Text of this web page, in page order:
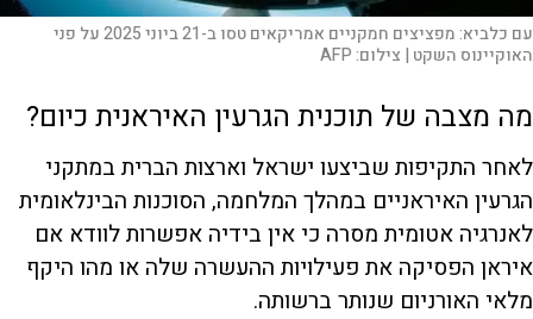
עם כלביא: מפציצים חמקניים אמריקאים טסו ב-21 ביוני 2025 על פני
האוקיינוס ​​השקט | צילום:AFP
מה מצבה של תוכנית הגרעין האיראנית כיום?
לאחר התקיפות שביצעו ישראל וארצות הברית במתקני
הגרעין האיראניים במהלך המלחמה, הסוכנות הבינלאומית
לאנרגיה אטומית מסרה כי אין בידיה אפשרות לוודא אם
איראן הפסיקה את פעילויות ההעשרה שלה או מהו היקף
מלאי האורניום שנותר ברשותה.